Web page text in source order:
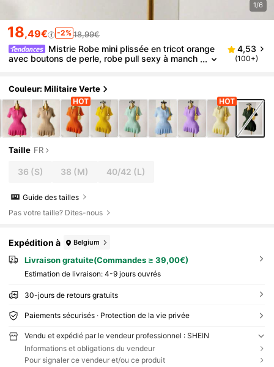
1/6
18,49€ -2% 18,99€
Mistrie Robe mini plissée en tricot orange
avec boutons de perle, robe pull sexy à manch
4,53
(100+)
Couleur: Militaire Verte
Taille FR
36 (S) 38 (M) 40/42 (L)
Guide des tailles
Pas votre taille? Dites-nous
Expédition à Belgium
Livraison gratuite(Commandes ≥ 39,00€)
Estimation de livraison: 4-9 jours ouvrés
30-jours de retours gratuits
Paiements sécurisés · Protection de la vie privée
Vendu et expédié par le vendeur professionnel : SHEIN
Informations et obligations du vendeur
Pour signaler ce vendeur et/ou ce produit